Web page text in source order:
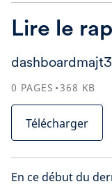
Lire le
dashboardmajt3
0 PAGES 368 KB
Télécharger
En ce début du